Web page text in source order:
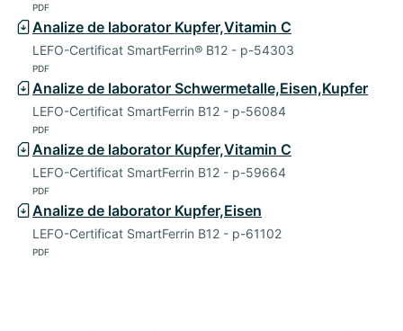
PDF
Analize de laborator Kupfer,Vitamin C
LEFO-Certificat SmartFerrin® B12 - p-54303
PDF
Analize de laborator Schwermetalle,Eisen,Kupfer
LEFO-Certificat SmartFerrin B12 - p-56084
PDF
Analize de laborator Kupfer,Vitamin C
LEFO-Certificat SmartFerrin B12 - p-59664
PDF
Analize de laborator Kupfer,Eisen
LEFO-Certificat SmartFerrin B12 - p-61102
PDF